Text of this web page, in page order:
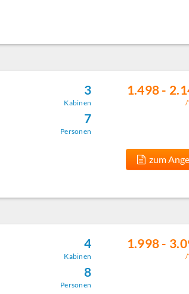
3
Kabinen
7
Personen
1.498 -
/
zum
4
Kabinen
8
Personen
1.998 -
/